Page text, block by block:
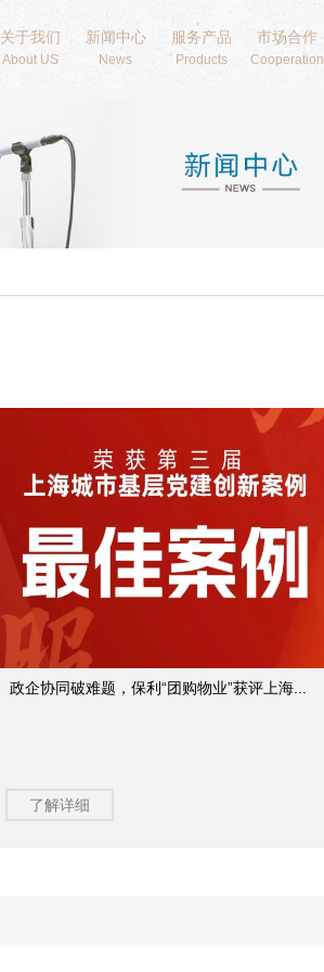
关于我们
About US
新闻中心
News
服务产品
Products
市场合作
Cooperation
政企协同破难题，保利“团购物业”获评上海...
了解详细